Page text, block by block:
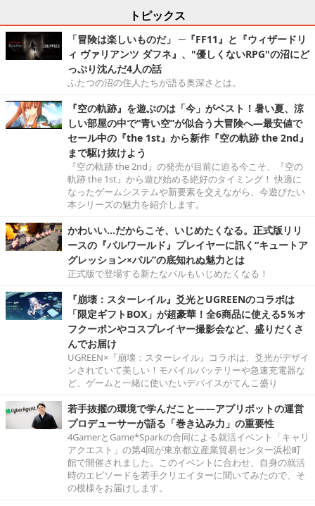
トピックス
「冒険は楽しいものだ」 ─『FF11』と『ウィザードリ
ィ ヴァリアンツ ダフネ』、"優しくないRPG"の沼にど
っぷり沈んだ4人の話
ふたつの沼の住人たちが語る奥深さとは。
『空の軌跡』を遊ぶのは「今」がベスト！暑い夏、涼
しい部屋の中で“青い空”が似合う大冒険へ―最安値で
セール中の『the 1st』から新作『空の軌跡 the 2nd』
まで駆け抜けよう
『空の軌跡 the 2nd』の発売が目前に迫る今こそ、『空の
軌跡 the 1st』から遊び始める絶好のタイミング！ 快適に
なったゲームシステムや新要素を交えながら、今遊びたい
本シリーズの魅力を紹介します。
かわいい…だからこそ、いじめたくなる。正式版リリ
ースの『パルワールド』プレイヤーに訊く“キュートア
グレッション×パル”の底知れぬ魅力とは
正式版で登場する新たなパルもいじめたくなる！
『崩壊：スターレイル』爻光とUGREENのコラボは
「限定ギフトBOX」が超豪華！全6商品に使える5％オ
フクーポンやコスプレイヤー撮影会など、盛りだくさ
んでお届け
UGREEN×『崩壊：スターレイル』コラボは、爻光がデザイ
ンされていて美しい！モバイルバッテリーや急速充電器な
ど、ゲームと一緒に使いたいデバイスがてんこ盛り
若手抜擢の環境で学んだこと――アプリボットの運営
プロデューサーが語る「巻き込み力」の重要性
4GamerとGame*Sparkの合同による就活イベント「キャリ
アクエスト」の第4回が東京都立産業貿易センター浜松町
館で開催されました。このイベントに合わせ、自身の就活
時のエピソードを若手クリエイターに聞いてみたので、そ
の模様をお届けします。